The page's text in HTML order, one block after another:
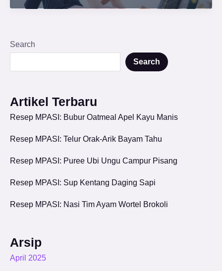
Search
Search
Artikel Terbaru
Resep MPASI: Bubur Oatmeal Apel Kayu Manis
Resep MPASI: Telur Orak-Arik Bayam Tahu
Resep MPASI: Puree Ubi Ungu Campur Pisang
Resep MPASI: Sup Kentang Daging Sapi
Resep MPASI: Nasi Tim Ayam Wortel Brokoli
Arsip
April 2025